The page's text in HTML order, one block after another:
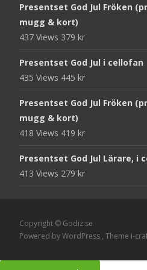
Presentset God Jul Fröken
mugg & kort)
437 Views 379 kr
Presentset God Jul i cellofan
435 Views 445 kr
Presentset God Jul Fröken
mugg & kort)
418 Views 419 kr
Presentset God Jul Lärare, i
413 Views 279 kr
Copyright © Godiz.se
Powered by WordPress , Theme i-